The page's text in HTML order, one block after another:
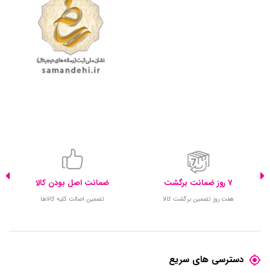
7 روز ضمانت برگشت
هفت روز تضمین برگشت کالا
ضمانت اصل بودن کالا
تضمین اصالت کلیه کالاها
دسترسی های سریع